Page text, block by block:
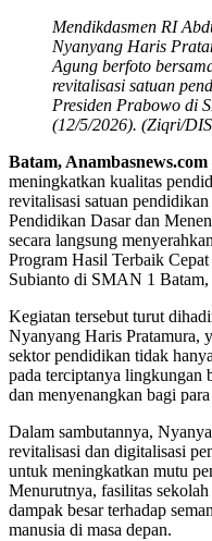
Mendikdasmen RI
Nyanyang Haris
Agung berfoto
revitalisasi satuan
Presiden Prabowo di
(12/5/2026). (Ziqri/
Batam, Anambasnews.com
meningkatkan kualitas
revitalisasi satuan
Pendidikan Dasar dan
secara langsung
Program Hasil Terbaik
Subianto di SMAN 1 Batam,
Kegiatan tersebut turut
Nyanyang Haris Pratamura,
sektor pendidikan tidak
pada terciptanya lingkungan
dan menyenangkan bagi
Dalam sambutannya,
revitalisasi dan digitalisasi
untuk meningkatkan mutu
Menurutnya, fasilitas
dampak besar terhadap
manusia di masa depan.